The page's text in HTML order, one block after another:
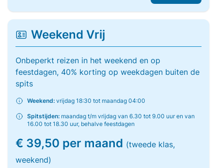
Weekend Vrij
Onbeperkt reizen in het weekend en op
feestdagen, 40% korting op weekdagen buiten de
spits
Weekend: vrijdag 18:30 tot maandag 04:00
Spitstijden: maandag t/m vrijdag van 6.30 tot 9.00 uur en van
16.00 tot 18.30 uur, behalve feestdagen
€ 39,50 per maand (tweede klas,
weekend)